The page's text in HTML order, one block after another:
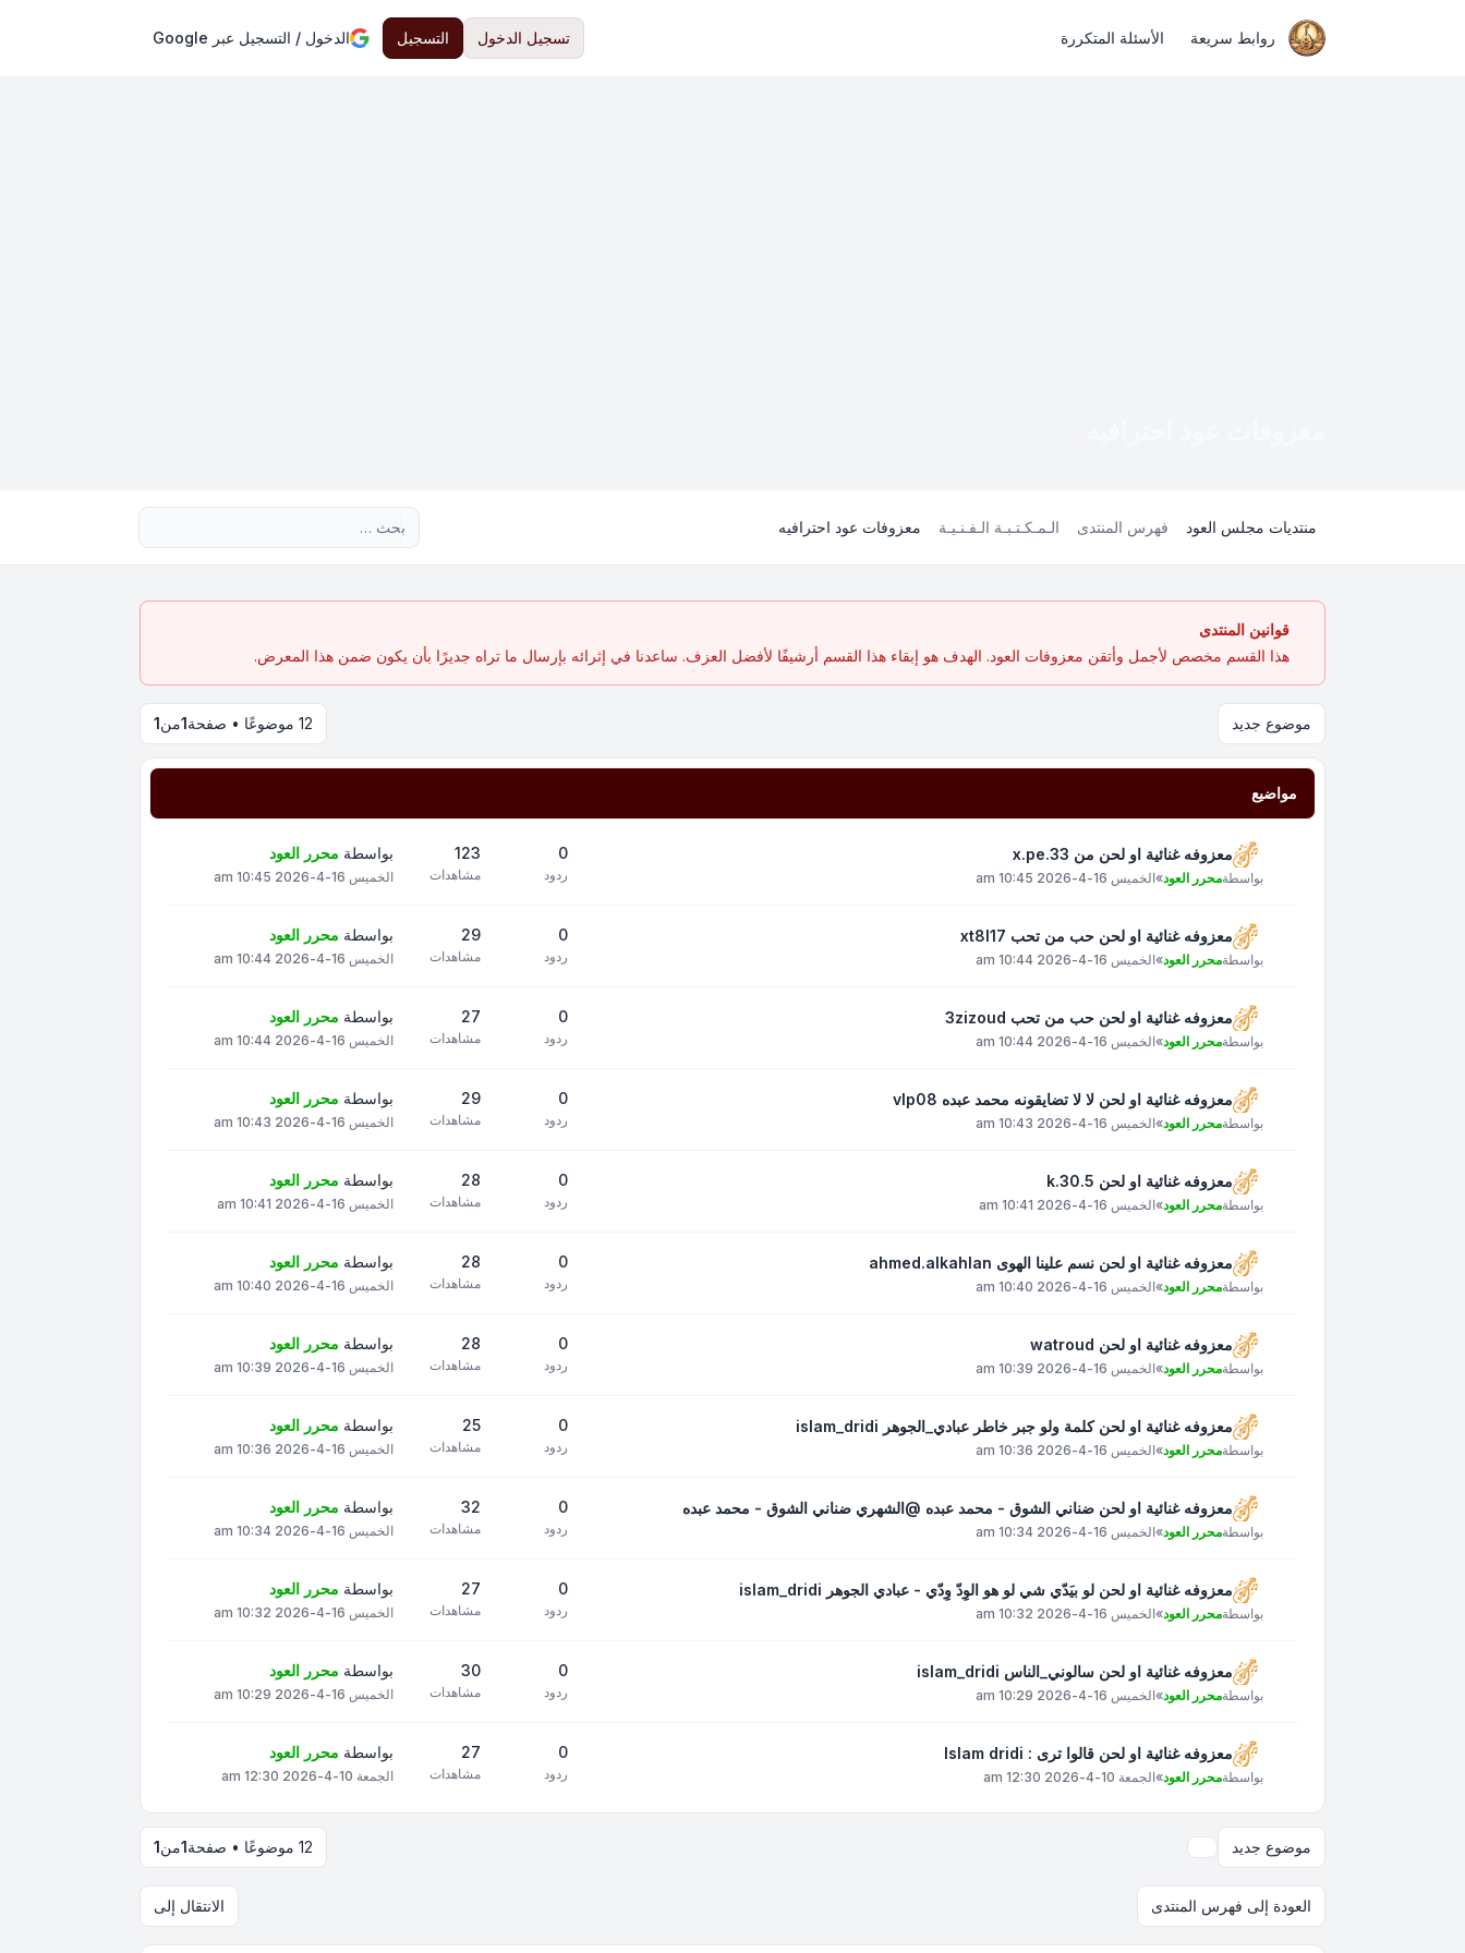
روابط سريعة الأسئلة المتكررة تسجيل الدخول التسجيل الدخول / التسجيل عبر Google
منتديات مجلس العود فهرس المنتدى الـمـكـتـبـة الـفـنـيـة معزوفات عود احترافيه بحث متقدم
قوانين المنتدى
هذا القسم مخصص لأجمل وأتقن معزوفات العود. الهدف هو إبقاء هذا القسم أرشيفًا لأفضل العزف. ساعدنا في إثرائه بإرسال ما تراه جديرًا بأن يكون ضمن هذا المعرض.
موضوع جديد 12 موضوعًا • صفحة 1من1
مواضيع
معزوفه غنائية او لحن من x.pe.33
بواسطةمحرر العود»الخميس 16-4-2026 10:45 am
0
ردود
123
مشاهدات
بواسطة محرر العود
الخميس 16-4-2026 10:45 am
معزوفه غنائية او لحن حب من تحب xt8l17
بواسطةمحرر العود»الخميس 16-4-2026 10:44 am
0
ردود
29
مشاهدات
بواسطة محرر العود
الخميس 16-4-2026 10:44 am
معزوفه غنائية او لحن حب من تحب 3zizoud
بواسطةمحرر العود»الخميس 16-4-2026 10:44 am
0
ردود
27
مشاهدات
بواسطة محرر العود
الخميس 16-4-2026 10:44 am
معزوفه غنائية او لحن لا لا تضايقونه محمد عبده vlp08
بواسطةمحرر العود»الخميس 16-4-2026 10:43 am
0
ردود
29
مشاهدات
بواسطة محرر العود
الخميس 16-4-2026 10:43 am
معزوفه غنائية او لحن k.30.5
بواسطةمحرر العود»الخميس 16-4-2026 10:41 am
0
ردود
28
مشاهدات
بواسطة محرر العود
الخميس 16-4-2026 10:41 am
معزوفه غنائية او لحن نسم علينا الهوى ahmed.alkahlan
بواسطةمحرر العود»الخميس 16-4-2026 10:40 am
0
ردود
28
مشاهدات
بواسطة محرر العود
الخميس 16-4-2026 10:40 am
معزوفه غنائية او لحن watroud
بواسطةمحرر العود»الخميس 16-4-2026 10:39 am
0
ردود
28
مشاهدات
بواسطة محرر العود
الخميس 16-4-2026 10:39 am
معزوفه غنائية او لحن كلمة ولو جبر خاطر عبادي_الجوهر islam_dridi
بواسطةمحرر العود»الخميس 16-4-2026 10:36 am
0
ردود
25
مشاهدات
بواسطة محرر العود
الخميس 16-4-2026 10:36 am
معزوفه غنائية او لحن ضناني الشوق - محمد عبده @الشهري ضناني الشوق - محمد عبده
بواسطةمحرر العود»الخميس 16-4-2026 10:34 am
0
ردود
32
مشاهدات
بواسطة محرر العود
الخميس 16-4-2026 10:34 am
معزوفه غنائية او لحن لو بيَدّي شي لو هو الوِدّ وِدّي - عبادي الجوهر islam_dridi
بواسطةمحرر العود»الخميس 16-4-2026 10:32 am
0
ردود
27
مشاهدات
بواسطة محرر العود
الخميس 16-4-2026 10:32 am
معزوفه غنائية او لحن سالوني_الناس islam_dridi
بواسطةمحرر العود»الخميس 16-4-2026 10:29 am
0
ردود
30
مشاهدات
بواسطة محرر العود
الخميس 16-4-2026 10:29 am
معزوفه غنائية او لحن قالوا ترى : Islam dridi
بواسطةمحرر العود»الجمعة 10-4-2026 12:30 am
0
ردود
27
مشاهدات
بواسطة محرر العود
الجمعة 10-4-2026 12:30 am
موضوع جديد خيارات العرض والترتيب 12 موضوعًا • صفحة 1من1
العودة إلى فهرس المنتدى الانتقال إلى